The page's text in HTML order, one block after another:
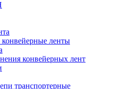
конвейерные ленты
конвейерных лент
транспортерные